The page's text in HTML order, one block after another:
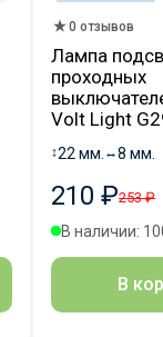
0 отзывов
Лампа
проходных
Volt Light
↕22 мм. ↔8 мм.
210 ₽253 ₽
В наличии:
В